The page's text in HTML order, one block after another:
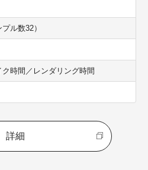
ル数32）
時間／レンダリング時間
詳細